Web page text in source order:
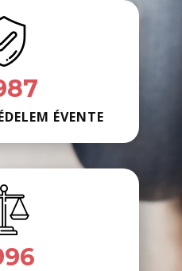
ÉVENTE